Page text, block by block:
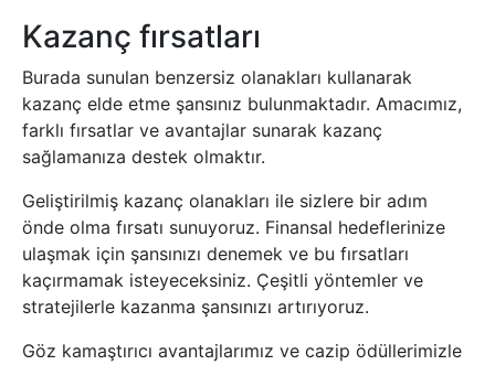
Kazanç fırsatları
Burada sunulan benzersiz olanakları kullanarak
kazanç elde etme şansınız bulunmaktadır. Amacımız,
farklı fırsatlar ve avantajlar sunarak kazanç
sağlamanıza destek olmaktır.
Geliştirilmiş kazanç olanakları ile sizlere bir adım
önde olma fırsatı sunuyoruz. Finansal hedeflerinize
ulaşmak için şansınızı denemek ve bu fırsatları
kaçırmamak isteyeceksiniz. Çeşitli yöntemler ve
stratejilerle kazanma şansınızı artırıyoruz.
Göz kamaştırıcı avantajlarımız ve cazip ödüllerimizle